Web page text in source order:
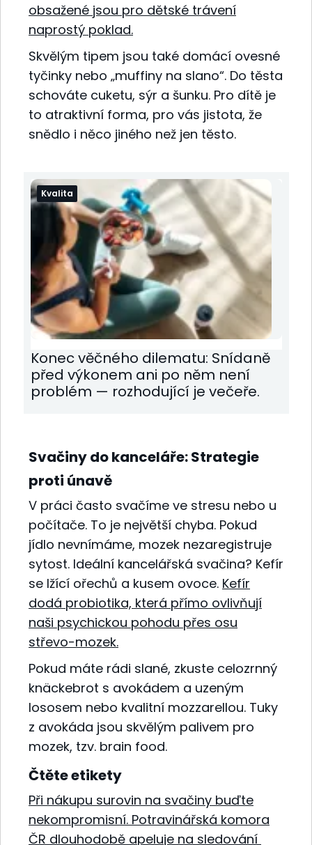
obsažené jsou pro dětské trávení
naprostý poklad.
Skvělým tipem jsou také domácí ovesné
tyčinky nebo „muffiny na slano“. Do těsta
schováte cuketu, sýr a šunku. Pro dítě je
to atraktivní forma, pro vás jistota, že
snědlo i něco jiného než jen těsto.
Kvalita
Konec věčného dilematu: Snídaně
před výkonem ani po něm není
problém — rozhodující je večeře.
Svačiny do kanceláře: Strategie
proti únavě
V práci často svačíme ve stresu nebo u
počítače. To je největší chyba. Pokud
jídlo nevnímáme, mozek nezaregistruje
sytost. Ideální kancelářská svačina? Kefír
se lžící ořechů a kusem ovoce. Kefír
dodá probiotika, která přímo ovlivňují
naši psychickou pohodu přes osu
střevo-mozek.
Pokud máte rádi slané, zkuste celozrnný
knäckebrot s avokádem a uzeným
lososem nebo kvalitní mozzarellou. Tuky
z avokáda jsou skvělým palivem pro
mozek, tzv. brain food.
Čtěte etikety
Při nákupu surovin na svačiny buďte
nekompromisní. Potravinářská komora
ČR dlouhodobě apeluje na sledování